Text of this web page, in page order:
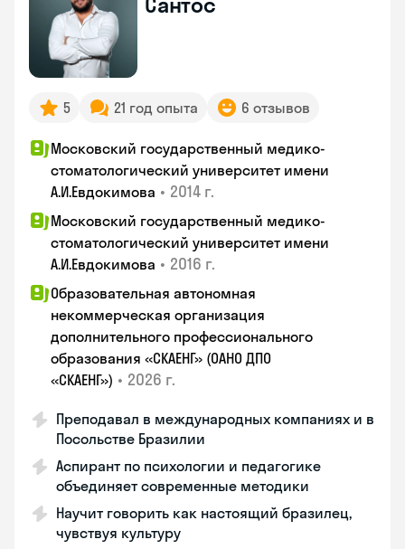
5 21 год опыта 6 отзывов
Московский государственный медико-
стоматологический университет имени
А.И.Евдокимова • 2014 г.
Московский государственный медико-
стоматологический университет имени
А.И.Евдокимова • 2016 г.
Образовательная автономная
некоммерческая организация
дополнительного профессионального
образования «СКАЕНГ» (ОАНО ДПО
«СКАЕНГ») • 2026 г.
Преподавал в международных компаниях и в
Посольстве Бразилии
Аспирант по психологии и педагогике
объединяет современные методики
Научит говорить как настоящий бразилец,
чувствуя культуру